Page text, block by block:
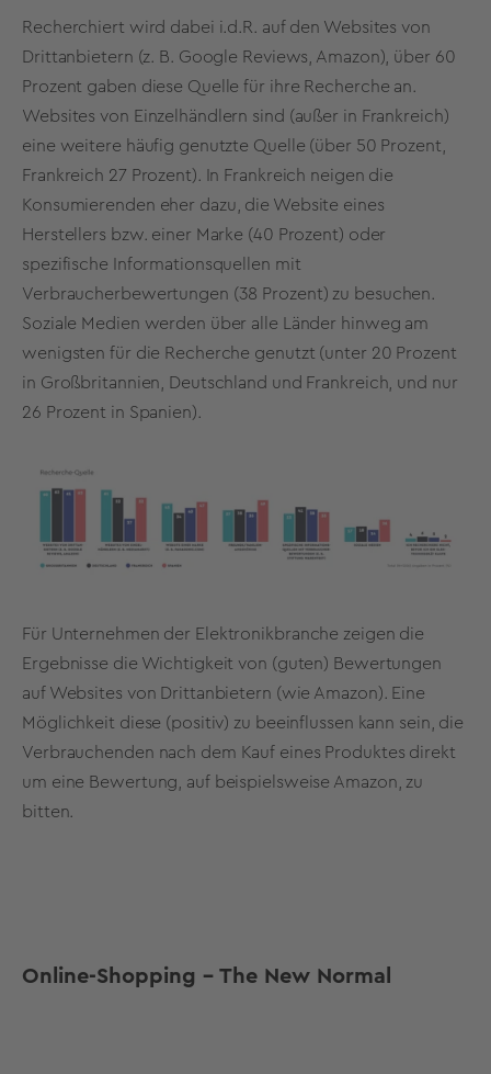
Recherchiert wird dabei i.d.R. auf den Websites von
Drittanbietern (z. B. Google Reviews, Amazon), über 60
Prozent gaben diese Quelle für ihre Recherche an.
Websites von Einzelhändlern sind (außer in Frankreich)
eine weitere häufig genutzte Quelle (über 50 Prozent,
Frankreich 27 Prozent). In Frankreich neigen die
Konsumierenden eher dazu, die Website eines
Herstellers bzw. einer Marke (40 Prozent) oder
spezifische Informationsquellen mit
Verbraucherbewertungen (38 Prozent) zu besuchen.
Soziale Medien werden über alle Länder hinweg am
wenigsten für die Recherche genutzt (unter 20 Prozent
in Großbritannien, Deutschland und Frankreich, und nur
26 Prozent in Spanien).
Für Unternehmen der Elektronikbranche zeigen die
Ergebnisse die Wichtigkeit von (guten) Bewertungen
auf Websites von Drittanbietern (wie Amazon). Eine
Möglichkeit diese (positiv) zu beeinflussen kann sein, die
Verbrauchenden nach dem Kauf eines Produktes direkt
um eine Bewertung, auf beispielsweise Amazon, zu
bitten.
Online-Shopping – The New Normal